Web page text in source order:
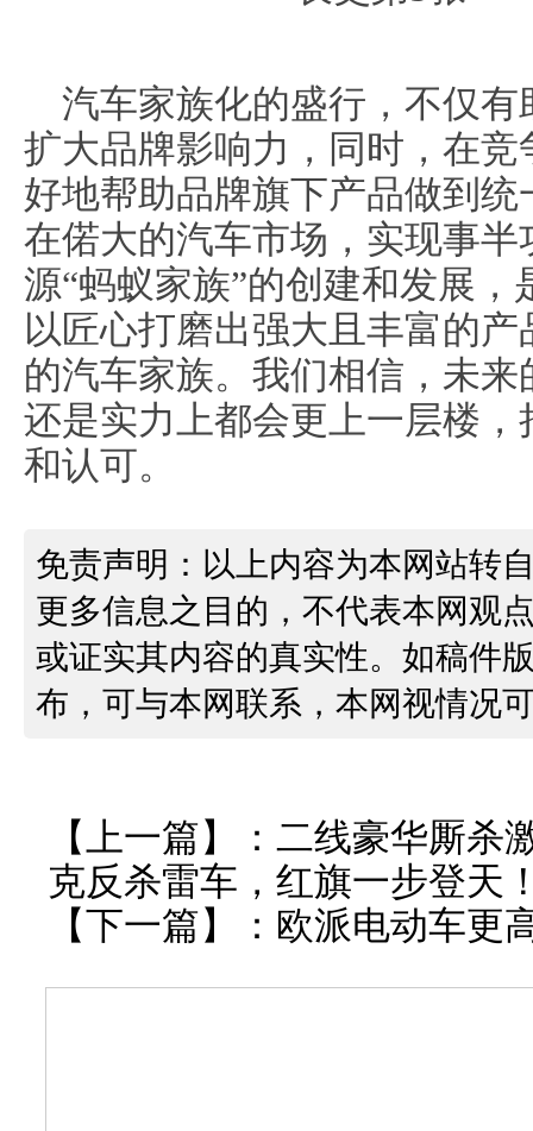
汽车家族化的盛行，不仅
扩大品牌影响力，同时，在
好地帮助品牌旗下产品做到
在偌大的汽车市场，实现事
源“蚂蚁家族”的创建和发展
以匠心打磨出强大且丰富的
的汽车家族。我们相信，未
还是实力上都会更上一层楼
和认可。
免责声明：以上内容为本网站转
更多信息之目的，不代表本网观
或证实其内容的真实性。如稿件
布，可与本网联系，本网视情况
【上一篇】： 二线豪华厮杀
克反杀雷车，红旗一步登天
【下一篇】： 欧派电动车更